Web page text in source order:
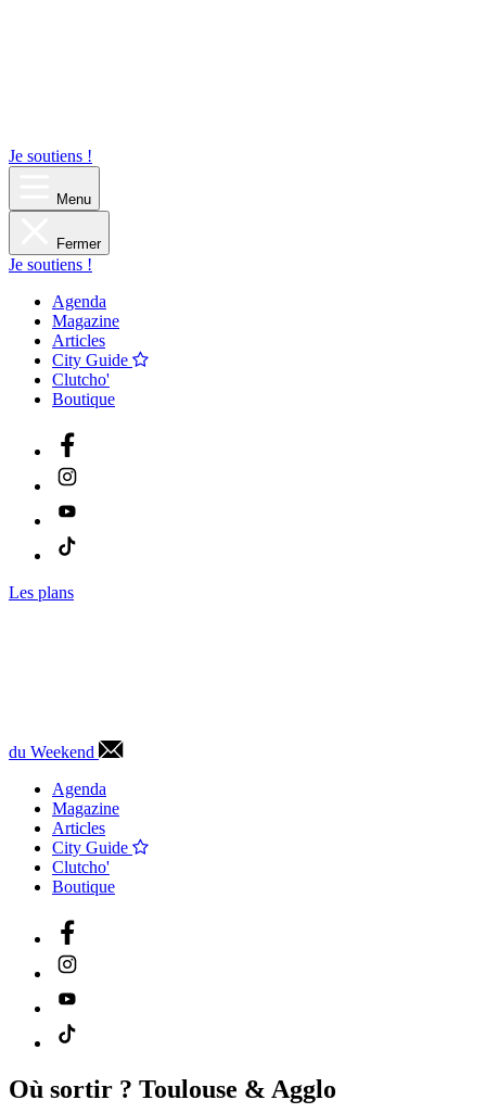
Je soutiens !
Menu
Fermer
Je soutiens !
Agenda
Magazine
Articles
City Guide
Clutcho'
Boutique
Les plans
du Weekend
Agenda
Magazine
Articles
City Guide
Clutcho'
Boutique
Où sortir ? Toulouse & Agglo